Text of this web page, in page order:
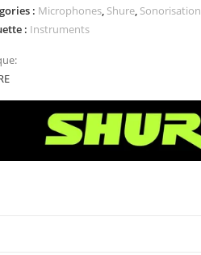
: Microphones, Shure, Sonorisation
: Instruments